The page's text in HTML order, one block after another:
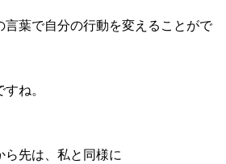
葉で自分の行動を変えることがで
ね。
ら先は、私と同様に